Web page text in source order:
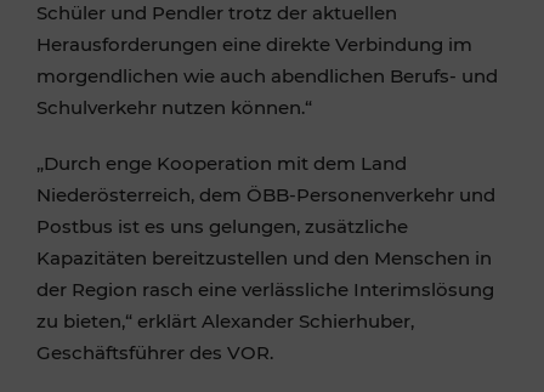
Schüler und Pendler trotz der aktuellen
Herausforderungen eine direkte Verbindung im
morgendlichen wie auch abendlichen Berufs- und
Schulverkehr nutzen können.“
„Durch enge Kooperation mit dem Land
Niederösterreich, dem ÖBB-Personenverkehr und
Postbus ist es uns gelungen, zusätzliche
Kapazitäten bereitzustellen und den Menschen in
der Region rasch eine verlässliche Interimslösung
zu bieten,“ erklärt Alexander Schierhuber,
Geschäftsführer des VOR.